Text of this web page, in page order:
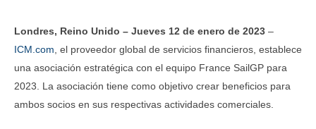
Londres, Reino Unido – Jueves 12 de enero de 2023 –
ICM.com , el proveedor global de servicios financieros, establece
una asociación estratégica con el equipo France SailGP para
2023. La asociación tiene como objetivo crear beneficios para
ambos socios en sus respectivas actividades comerciales.